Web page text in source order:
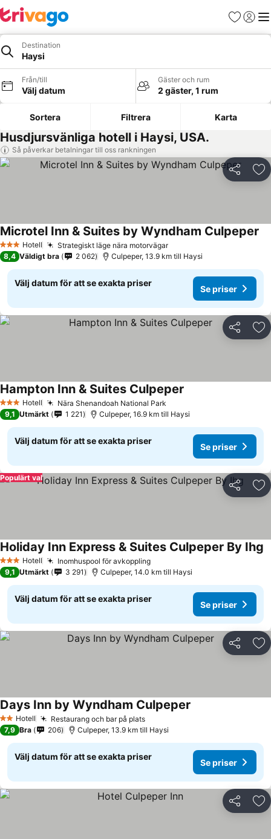
Favoriter
Logga
Destination
Haysi
Från/till
Välj datum
Gäster och rum
2 gäster, 1 rum
Sortera Filtrera Karta
Husdjursvänliga hotell i Haysi, USA.
Så påverkar betalningar till oss rankningen
Dela
3 StjärnorHotell Strategiskt läge nära motorvägarSe priser
Microtel Inn & Suites by Wyndham Culpeper
8,4 Väldigt bra 2 062 Culpeper, 13.9 km till Haysi
Välj datum för att se exakta priser
Se priser
Dela
3 StjärnorHotell Nära Shenandoah National Park
Hampton Inn & Suites Culpeper
9,1 Utmärkt 1 221 Culpeper, 16.9 km till Haysi
Välj datum för att se exakta priser
Se priser
Dela
Populärt val
3 StjärnorHotell Inomhuspool för avkopplingSe priser
Holiday Inn Express & Suites Culpeper By Ihg
9,1 Utmärkt 3 291 Culpeper, 14.0 km till Haysi
Välj datum för att se exakta priser
Se priser
Dela
2 Stjärnor
Hotell Restaurang och bar på platsSe priser
Days Inn by Wyndham Culpeper
7,9 Bra 206 Culpeper, 13.9 km till Haysi
Välj datum för att se exakta priser
Se priser
Dela